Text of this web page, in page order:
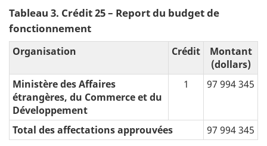
Tableau 3. Crédit 25 – Report du budget de
fonctionnement
Organisation Crédit
Montant
(dollars)
Ministère des Affaires
étrangères, du Commerce et du
Développement
1 97 994 345
Total des affectations approuvées 97 994 345